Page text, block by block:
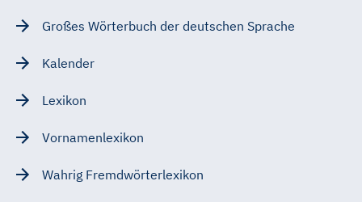
Großes Wörterbuch der deutschen Sprache
Kalender
Lexikon
Vornamenlexikon
Wahrig Fremdwörterlexikon